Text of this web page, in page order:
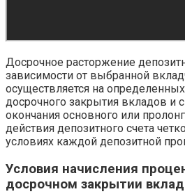
Досрочное расторжение
зависимости от выбранной
осуществляется на
досрочного закрытия вкладов и
окончания основного или
действия депозитного счета
условиях каждой депозитной
Условия начисления
досрочном закрытии